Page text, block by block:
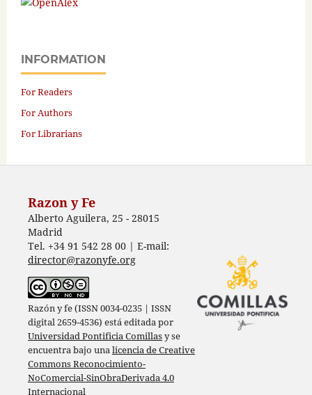
INFORMATION
For Readers
For Authors
For Librarians
Razon y Fe
Alberto Aguilera, 25 - 28015
Madrid
Tel. +34 91 542 28 00 | E-mail:
director@razonyfe.org
Razón y fe (ISSN 0034-0235 | ISSN
digital 2659-4536) está editada por
Universidad Pontificia Comillasy se
encuentra bajo unalicencia de Creative
Commons Reconocimiento-
NoComercial-SinObraDerivada 4.0
Internacional